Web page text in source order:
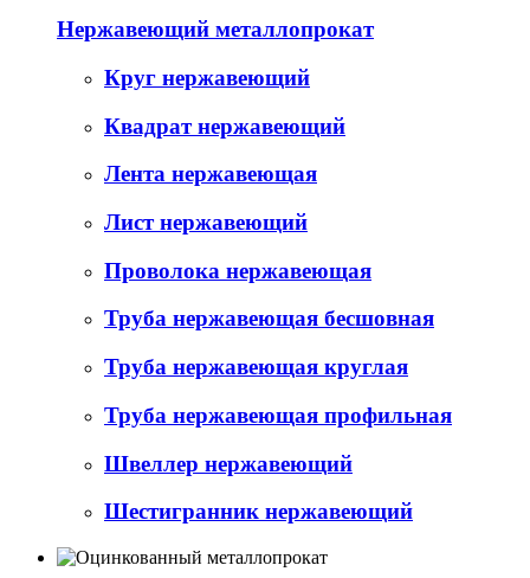
Нержавеющий металлопрокат
Круг нержавеющий
Квадрат нержавеющий
Лента нержавеющая
Лист нержавеющий
Проволока нержавеющая
Труба нержавеющая бесшовная
Труба нержавеющая круглая
Труба нержавеющая профильная
Швеллер нержавеющий
Шестигранник нержавеющий